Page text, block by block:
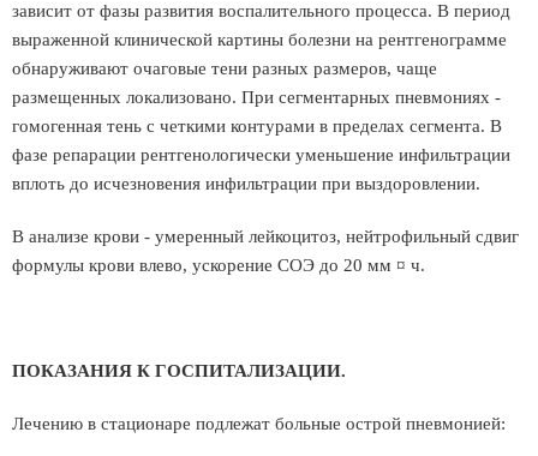
зависит от фазы развития воспалительного процесса. В период
выраженной клинической картины болезни на рентгенограмме
обнаруживают очаговые тени разных размеров, чаще
размещенных локализовано. При сегментарных пневмониях -
гомогенная тень с четкими контурами в пределах сегмента. В
фазе репарации рентгенологически уменьшение инфильтрации
вплоть до исчезновения инфильтрации при выздоровлении.
В анализе крови - умеренный лейкоцитоз, нейтрофильный сдвиг
формулы крови влево, ускорение СОЭ до 20 мм ¤ ч.
ПОКАЗАНИЯ К ГОСПИТАЛИЗАЦИИ.
Лечению в стационаре подлежат больные острой пневмонией: